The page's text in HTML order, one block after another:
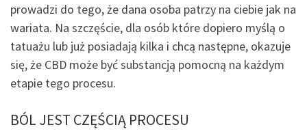
prowadzi do tego, że dana osoba patrzy na ciebie jak na
wariata. Na szczęście, dla osób które dopiero myślą o
tatuażu lub już posiadają kilka i chcą następne, okazuje
się, że CBD może być substancją pomocną na każdym
etapie tego procesu.
BÓL JEST CZĘŚCIĄ PROCESU